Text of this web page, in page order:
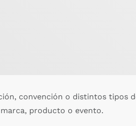
convención o distintos tipos
producto o evento.